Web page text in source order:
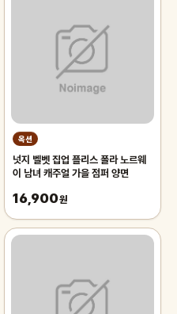
옥션
넛지 벨벳 집업 플리스 폴라 노르웨
이 남녀 캐주얼 가을 점퍼 양면
16,900원